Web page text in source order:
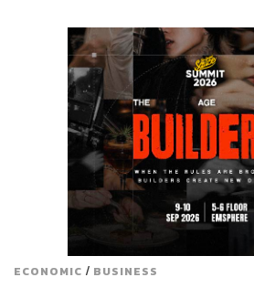
ECONOMIC / BUSINESS